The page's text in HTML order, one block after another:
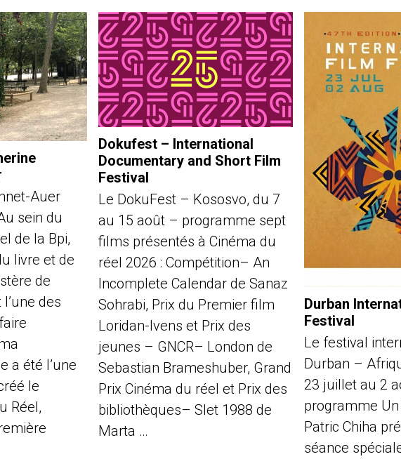
Auer
sein du
de la Bpi,
livre et de
de
des
a été l’une
le
Réel,
Dokufest – International
Documentary and Short Film
Festival
Le DokuFest – Kososvo, du 7
au 15 août – programme sept
films présentés à Cinéma du
réel 2026 : Compétition– An
Incomplete Calendar de Sanaz
Sohrabi, Prix du Premier film
Loridan-Ivens et Prix des
jeunes – GNCR– London de
Sebastian Brameshuber, Grand
Prix Cinéma du réel et Prix des
bibliothèques– Slet 1988 de
Marta …
Durban
Festival
Le festival
Durban –
23 juillet au 2
programme
Patric Chiha
séance